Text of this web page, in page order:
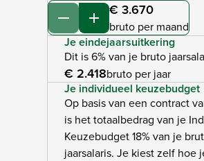
Verminderen
Verhogen
€ 3.670
bruto per maand
Je eindejaarsuitkering
Dit is 6% van je bruto
€ 2.418bruto per jaar
Je individueel keuzebudget
Op basis van een contract
is het totaalbedrag van je
Keuzebudget 18% van je
jaarsalaris. Je kiest zelf hoe